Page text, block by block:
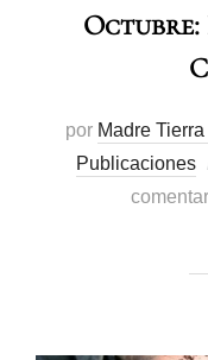
Octubre:
por Madre
Publicaciones